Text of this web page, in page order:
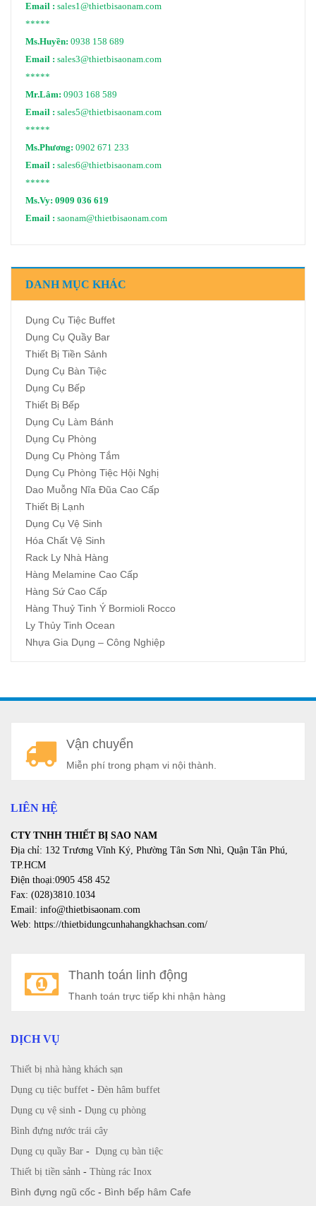
Email : sales1@thietbisaonam.com
*****
Ms.Huyền: 0938 158 689
Email : sales3@thietbisaonam.com
*****
Mr.Lâm: 0903 168 589
Email : sales5@thietbisaonam.com
*****
Ms.Phương: 0902 671 233
Email : sales6@thietbisaonam.com
*****
Ms.Vy: 0909 036 619
Email : saonam@thietbisaonam.com
DANH MỤC KHÁC
Dụng Cụ Tiệc Buffet
Dụng Cụ Quầy Bar
Thiết Bị Tiền Sảnh
Dụng Cụ Bàn Tiệc
Dụng Cụ Bếp
Thiết Bị Bếp
Dụng Cụ Làm Bánh
Dụng Cụ Phòng
Dụng Cụ Phòng Tắm
Dụng Cụ Phòng Tiệc Hội Nghị
Dao Muỗng Nĩa Đũa Cao Cấp
Thiết Bị Lạnh
Dụng Cụ Vệ Sinh
Hóa Chất Vệ Sinh
Rack Ly Nhà Hàng
Hàng Melamine Cao Cấp
Hàng Sứ Cao Cấp
Hàng Thuỷ Tinh Ý Bormioli Rocco
Ly Thủy Tinh Ocean
Nhựa Gia Dụng – Công Nghiệp
Vận chuyển
Miễn phí trong phạm vi nội thành.
LIÊN HỆ
CTY TNHH THIẾT BỊ SAO NAM
Địa chỉ: 132 Trương Vĩnh Ký, Phường Tân Sơn Nhì, Quận Tân Phú,
TP.HCM
Điện thoại:0905 458 452
Fax: (028)3810.1034
Email: info@thietbisaonam.com
Web: https://thietbidungcunhahangkhachsan.com/
Thanh toán linh động
Thanh toán trực tiếp khi nhận hàng
DỊCH VỤ
Thiết bị nhà hàng khách sạn
Dụng cụ tiệc buffet - Đèn hâm buffet
Dụng cụ vệ sinh - Dụng cụ phòng
Bình đựng nước trái cây
Dụng cụ quầy Bar - Dụng cụ bàn tiệc
Thiết bị tiền sảnh - Thùng rác Inox
Bình đựng ngũ cốc - Bình bếp hâm Cafe